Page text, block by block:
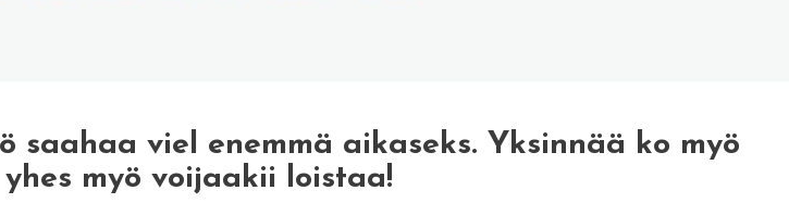
saahaa viel enemmä aikaseks. Yksinnää ko myö
myö voijaakii loistaa!